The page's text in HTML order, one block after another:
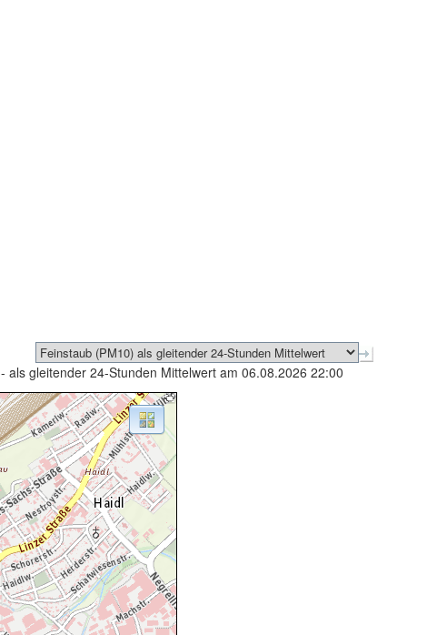
- als gleitender 24-Stunden Mittelwert am 06.08.2026 22:00